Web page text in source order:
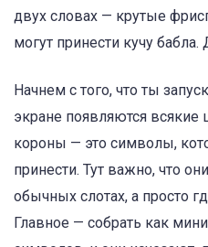
двух словах — крутые
могут принести кучу
Начнем с того, что ты
экране появляются всякие
короны — это символы,
принести. Тут важно, что
обычных слотах, а просто
Главное — собрать как